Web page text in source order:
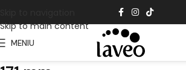
Skip to main content
MENIU